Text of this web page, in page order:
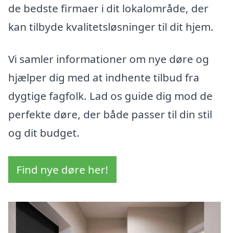
de bedste firmaer i dit lokalområde, der
kan tilbyde kvalitetsløsninger til dit hjem.
Vi samler informationer om nye døre og
hjælper dig med at indhente tilbud fra
dygtige fagfolk. Lad os guide dig mod de
perfekte døre, der både passer til din stil
og dit budget.
Find nye døre her!